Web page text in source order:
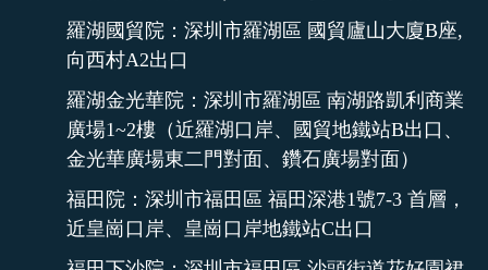
羅湖國貿院：深圳市羅湖區 國貿廬山大廈B座,
向西村A2出口
羅湖金光華院：深圳市羅湖區 南湖路凱利商業
廣場1~2樓（近羅湖口岸、國貿地鐵站B出口、
金光華廣場東二門對面、鑽石廣場對面）
福田院：深圳市福田區 福田深港1號7-3 首層，
近皇崗口岸、皇崗口岸地鐵站C出口